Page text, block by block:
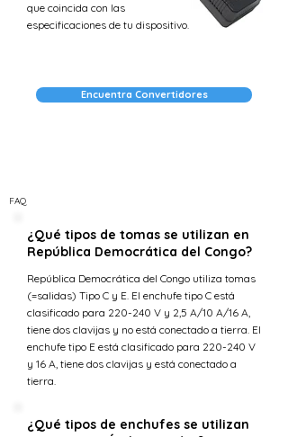
que coincida con las
especificaciones de tu dispositivo.
Encuentra Convertidores
FAQ
¿Qué tipos de tomas se utilizan en
República Democrática del Congo?
República Democrática del Congo utiliza tomas
(=salidas) Tipo C y E. El enchufe tipo C está
clasificado para 220-240 V y 2,5 A/10 A/16 A,
tiene dos clavijas y no está conectado a tierra. El
enchufe tipo E está clasificado para 220-240 V
y 16 A, tiene dos clavijas y está conectado a
tierra.
¿Qué tipos de enchufes se utilizan